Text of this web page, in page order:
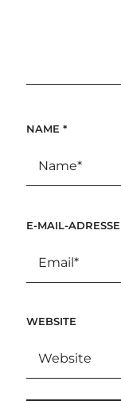
NAME *
E-MAIL-ADRESSE
WEBSITE